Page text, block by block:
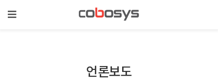
언론보도